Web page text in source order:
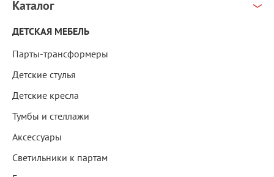
Каталог
ДЕТСКАЯ МЕБЕЛЬ
Парты-трансформеры
Детские стулья
Детские кресла
Тумбы и стеллажи
Аксессуары
Светильники к партам